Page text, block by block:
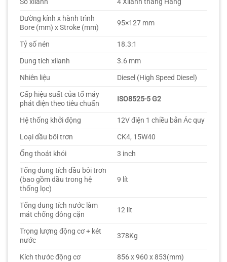
Đường kính x hành trình
Bore (mm) x Stroke (mm)
95×127 mm
Tỷ số nén
18.3:1
Dung tích xilanh
3.6 mm
Nhiên liệu
Diesel (High Speed Diesel)
Cấp hiệu suất của tổ máy
phát điện theo tiêu chuẩn
ISO8525-5 G2
Hệ thống khởi động
12V điện 1 chiều bằn Ác quy
Loại dầu bôi trơn
CK4, 15W40
Ống thoát khói
3 inch
Tổng dung tích dầu bôi trơn
(bao gồm dầu trong hệ
thống lọc)
9 lít
Tổng dung tích nước làm
mát chống đông cặn
12 lít
Trọng lượng động cơ + két
nước
378Kg
Kích thước động cơ
856 x 960 x 853(mm)